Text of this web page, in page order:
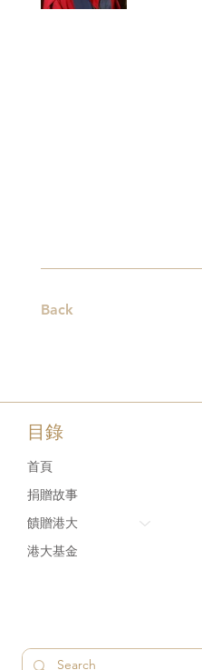
Back
目錄
首頁
捐贈故事
饋贈港大
港大基金